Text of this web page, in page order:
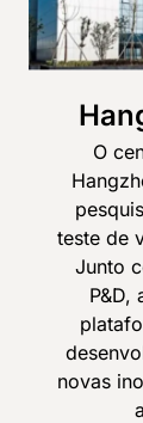
O
teste de
Junto
P&D,
novas